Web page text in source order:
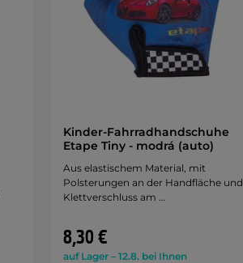
Kinder-Fahrradhandschuhe
Etape Tiny - modrá (auto)
Aus elastischem Material, mit
Polsterungen an der Handfläche und
Klettverschluss am …
8,30 €
auf Lager – 12.8. bei Ihnen